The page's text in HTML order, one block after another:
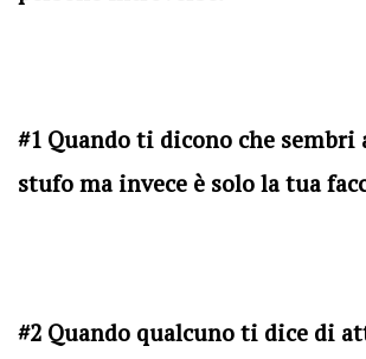
#1 Quando ti dicono che sembri
stufo ma invece è solo la tua
#2 Quando qualcuno ti dice di